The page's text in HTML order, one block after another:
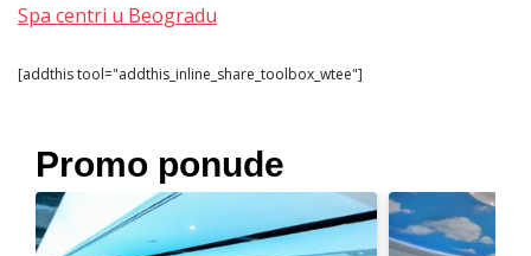
Spa centri u Beogradu
[addthis tool="addthis_inline_share_toolbox_wtee"]
Promo ponude